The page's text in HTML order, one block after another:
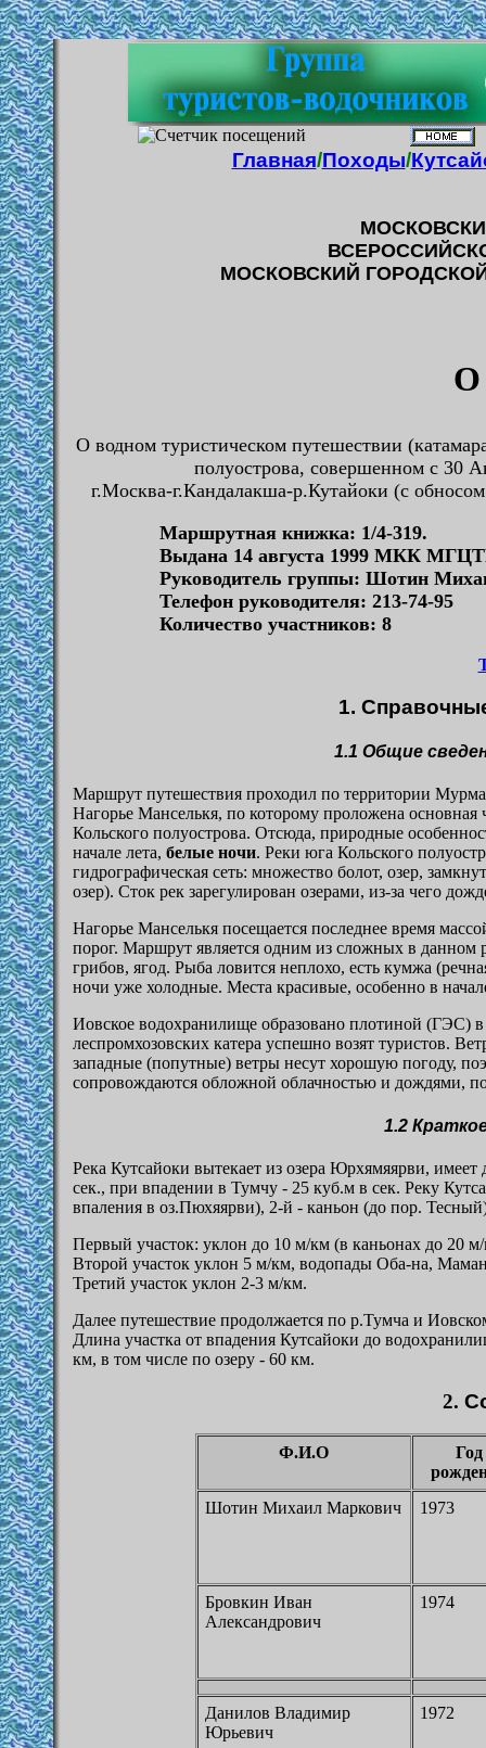
Главная/Походы/
МОСКОВСКИЙ
О
О водном туристическом путешествии
полуострова, совершенном с 30
г.Москва-г.Кандалакша-р.Кутайоки (с
Маршрутная книжка: 1/4-319.
Выдана 14 августа 1999 МКК
Руководитель группы: Шотин
Телефон руководителя: 213-74-95
Количество участников: 8
1.
1.1 Общие
Маршрут путешествия проходил по территории
Нагорье Манселькя, по которому проложена
Кольского полуострова. Отсюда, природные
начале лета, белые ночи. Реки юга Кольского
гидрографическая сеть: множество болот, озер,
озер). Сток рек зарегулирован озерами, из-за чего
Нагорье Манселькя посещается последнее время
порог. Маршрут является одним из сложных в данном
грибов, ягод. Рыба ловится неплохо, есть кумжа
ночи уже холодные. Места красивые, особенно в
Иовское водохранилище образовано плотиной (ГЭС) в
леспромхозовских катера успешно возят туристов.
западные (попутные) ветры несут хорошую погоду,
сопровождаются обложной облачностью и дождями,
1.2
Река Кутсайоки вытекает из озера Юрхямяярви,
сек., при впадении в Тумчу - 25 куб.м в сек. Реку
впаления в оз.Пюхяярви), 2-й - каньон (до пор.
Первый участок: уклон до 10 м/км (в каньонах до 20
Второй участок уклон 5 м/км, водопады Оба-на,
Третий участок уклон 2-3 м/км.
Далее путешествие продолжается по р.Тумча и
Длина участка от впадения Кутсайоки до
км, в том числе по озеру - 60 км.
2.
Ф.И.О
Год
Шотин Михаил Маркович
1973
Бровкин Иван
Александрович
1974
Данилов Владимир
Юрьевич
1972